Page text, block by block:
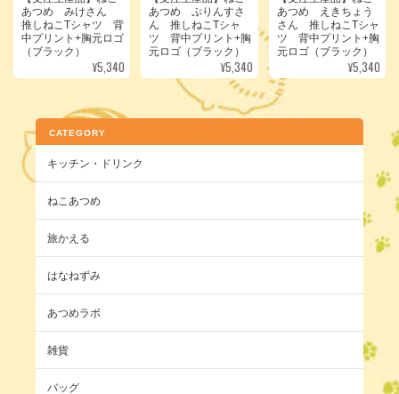
あつめ みけさん
推しねこTシャツ 背
中プリント+胸元ロゴ
（ブラック）
¥5,340
あつめ ぷりんすさ
ん 推しねこTシャ
ツ 背中プリント+胸
元ロゴ（ブラック）
¥5,340
あつめ えきちょう
さん 推しねこTシャ
ツ 背中プリント+胸
元ロゴ（ブラック）
¥5,340
CATEGORY
キッチン・ドリンク
ねこあつめ
旅かえる
はなねずみ
あつめラボ
雑貨
バッグ